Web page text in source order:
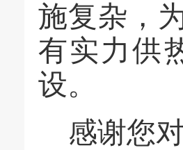
施复杂，
有实力供
设。
感谢您